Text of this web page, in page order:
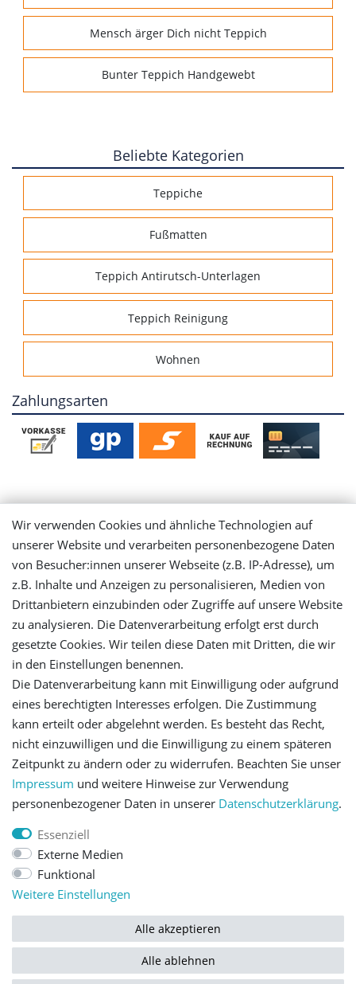
Mensch ärger Dich nicht Teppich
Bunter Teppich Handgewebt
Beliebte Kategorien
Teppiche
Fußmatten
Teppich Antirutsch-Unterlagen
Teppich Reinigung
Wohnen
Zahlungsarten
Mein Konto
Login
Registrieren
Versandinformationen
Let's stay connected
Impressum Daten­schutz­erklärung AGB
Barrierefreiheitserklärung
Vertrag widerrufen Kontakt
© Copyright 2026 | Alle Rechte vorbehalten.
Wir verwenden Cookies und ähnliche Technologien auf
unserer Website und verarbeiten personenbezogene Daten
von Besucher:innen unserer Webseite (z.B. IP-Adresse), um
z.B. Inhalte und Anzeigen zu personalisieren, Medien von
Drittanbietern einzubinden oder Zugriffe auf unsere Website
zu analysieren. Die Datenverarbeitung erfolgt erst durch
gesetzte Cookies. Wir teilen diese Daten mit Dritten, die wir
in den Einstellungen benennen.
Die Datenverarbeitung kann mit Einwilligung oder aufgrund
eines berechtigten Interesses erfolgen. Die Zustimmung
kann erteilt oder abgelehnt werden. Es besteht das Recht,
nicht einzuwilligen und die Einwilligung zu einem späteren
Zeitpunkt zu ändern oder zu widerrufen. Beachten Sie unser
Impressum und weitere Hinweise zur Verwendung
personenbezogener Daten in unserer Daten­schutz­erklärung.
Essenziell
Externe Medien
Funktional
Weitere Einstellungen
Alle akzeptieren
Alle ablehnen